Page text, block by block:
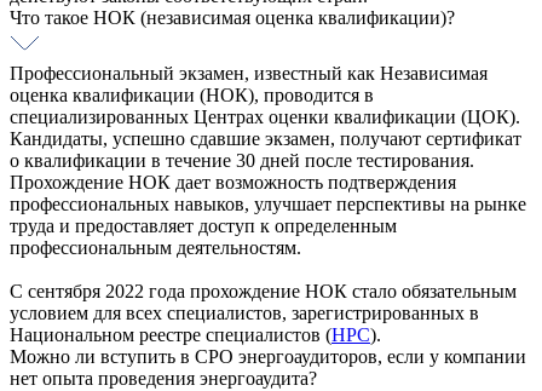
Что такое НОК (независимая оценка квалификации)?
Профессиональный экзамен, известный как Независимая
оценка квалификации (НОК), проводится в
специализированных Центрах оценки квалификации (ЦОК).
Кандидаты, успешно сдавшие экзамен, получают сертификат
о квалификации в течение 30 дней после тестирования.
Прохождение НОК дает возможность подтверждения
профессиональных навыков, улучшает перспективы на рынке
труда и предоставляет доступ к определенным
профессиональным деятельностям.
С сентября 2022 года прохождение НОК стало обязательным
условием для всех специалистов, зарегистрированных в
Национальном реестре специалистов (НРС).
Можно ли вступить в СРО энергоаудиторов, если у компании
нет опыта проведения энергоаудита?